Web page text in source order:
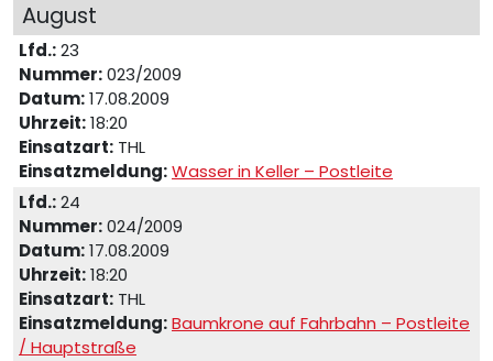
August
Lfd.:23
Nummer:023/2009
Datum:17.08.2009
Uhrzeit:18:20
Einsatzart: THL
Einsatzmeldung:Wasser in Keller – Postleite
Lfd.:24
Nummer:024/2009
Datum:17.08.2009
Uhrzeit:18:20
Einsatzart: THL
Einsatzmeldung:Baumkrone auf Fahrbahn – Postleite
/ Hauptstraße